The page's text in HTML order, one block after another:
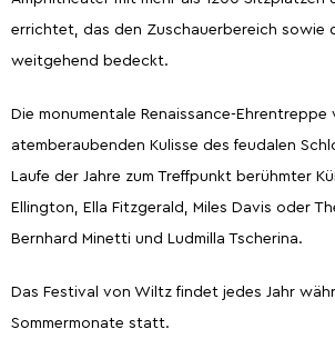
errichtet, das den Zuschauerbereich sowie
weitgehend bedeckt.
Die monumentale Renaissance-Ehrentreppe
atemberaubenden Kulisse des feudalen
Laufe der Jahre zum Treffpunkt berühmter
Ellington, Ella Fitzgerald, Miles Davis oder
Bernhard Minetti und Ludmilla Tscherina.
Das Festival von Wiltz findet jedes Jahr
Sommermonate statt.